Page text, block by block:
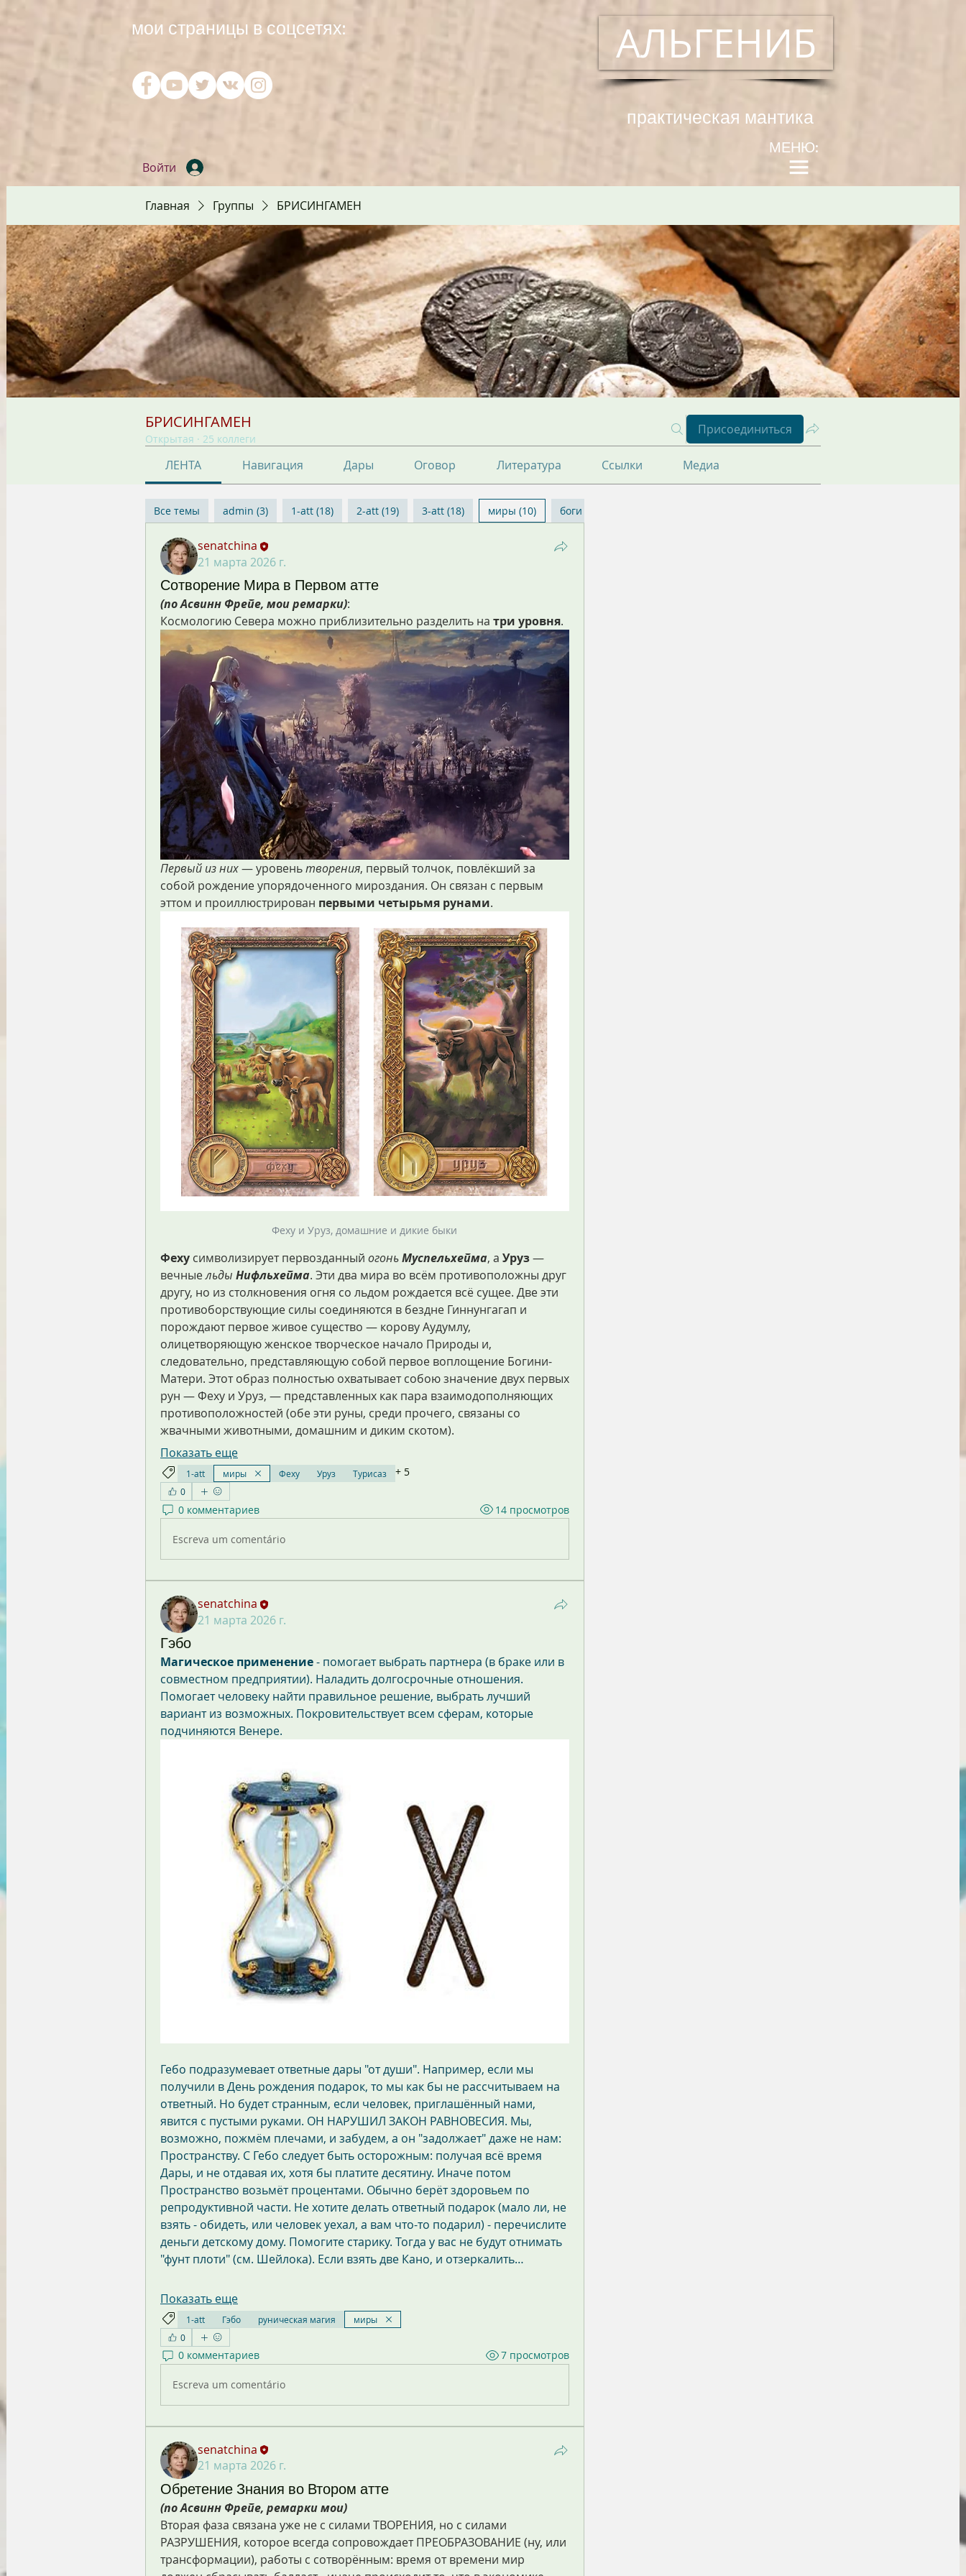
мои страницы в соцсетях: АЛЬГЕНИБ
практическая мантика
Войти
МЕНЮ:
Главная Группы БРИСИНГАМЕН
БРИСИНГАМЕН
Открытая · 25 коллеги
Присоединиться
ЛЕНТА Навигация Дары Оговор Литература Ссылки Медиа
Все темы admin (3) 1-att (18) 2-att (19) 3-att (18) миры (10) боги (7)
senatchina
21 марта 2026 г.
Сотворение Мира в Первом атте
(по Асвинн Фрейе, мои ремарки):
Космологию Севера можно приблизительно разделить на три уровня.
Первый из них — уровень творения, первый толчок, повлёкший за
собой рождение упорядоченного мироздания. Он связан с первым
эттом и проиллюстрирован первыми четырьмя рунами.
Феху и Уруз, домашние и дикие быки
Феху символизирует первозданный огонь Муспельхейма, а Уруз —
вечные льды Нифльхейма. Эти два мира во всём противоположны друг
другу, но из столкновения огня со льдом рождается всё сущее. Две эти
противоборствующие силы соединяются в бездне Гиннунгагап и
порождают первое живое существо — корову Аудумлу,
олицетворяющую женское творческое начало Природы и,
следовательно, представляющую собой первое воплощение Богини-
Матери. Этот образ полностью охватывает собою значение двух первых
рун — Феху и Уруз, — представленных как пара взаимодополняющих
противоположностей (обе эти руны, среди прочего, связаны со
жвачными животными, домашним и диким скотом).
Показать еще
1-att миры Феху Уруз Турисаз + 5
0
0 комментариев 14 просмотров
Escreva um comentário
senatchina
21 марта 2026 г.
Гэбо
Магическое применение - помогает выбрать партнера (в браке или в
совместном предприятии). Наладить долгосрочные отношения.
Помогает человеку найти правильное решение, выбрать лучший
вариант из возможных. Покровительствует всем сферам, которые
подчиняются Венере.
Гебо подразумевает ответные дары "от души". Например, если мы
получили в День рождения подарок, то мы как бы не рассчитываем на
ответный. Но будет странным, если человек, приглашённый нами,
явится с пустыми руками. ОН НАРУШИЛ ЗАКОН РАВНОВЕСИЯ. Мы,
возможно, пожмём плечами, и забудем, а он "задолжает" даже не нам:
Пространству. С Гебо следует быть осторожным: получая всё время
Дары, и не отдавая их, хотя бы платите десятину. Иначе потом
Пространство возьмёт процентами. Обычно берёт здоровьем по
репродуктивной части. Не хотите делать ответный подарок (мало ли, не
взять - обидеть, или человек уехал, а вам что-то подарил) - перечислите
деньги детскому дому. Помогите старику. Тогда у вас не будут отнимать
"фунт плоти" (см. Шейлока). Если взять две Кано, и отзеркалить…
Показать еще
1-att Гэбо руническая магия
миры
0
0 комментариев 7 просмотров
Escreva um comentário
senatchina
21 марта 2026 г.
Обретение Знания во Втором атте
(по Асвинн Фрейе, ремарки мои)
Вторая фаза связана уже не с силами ТВОРЕНИЯ, но с силами
РАЗРУШЕНИЯ, которое всегда сопровождает ПРЕОБРАЗОВАНИЕ (ну, или
трансформации), работы с сотворённым: время от времени мир